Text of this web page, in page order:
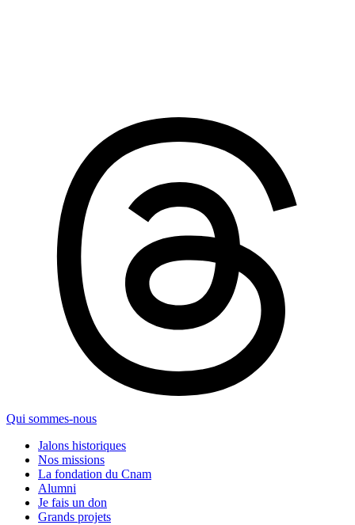
Qui sommes-nous
Jalons historiques
Nos missions
La fondation du Cnam
Alumni
Je fais un don
Grands projets